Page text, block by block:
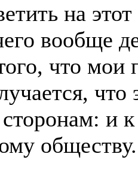
на
вообще
что
сторонам: и
обществу.